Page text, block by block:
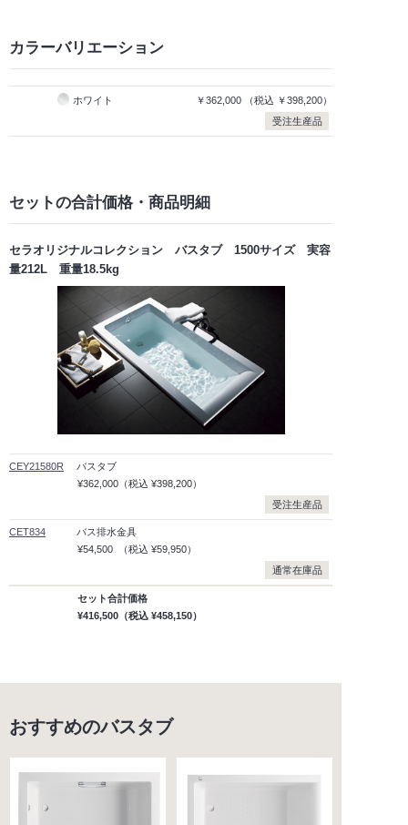
カラーバリエーション
ホワイト ￥362,000 （税込 ￥398,200）
受注生産品
セットの合計価格 ・商品明細
セラオリジナルコレクション バスタブ 1500サイズ 実容
量212L 重量18.5kg
CEY21580R
バスタブ
¥362,000 （税込 ¥398,200）
受注生産品
CET834
バス排水金具
¥54,500
（税込 ¥59,950）
通常在庫品
セット合計価格
¥416,500 （税込 ¥458,150）
おすすめのバスタブ